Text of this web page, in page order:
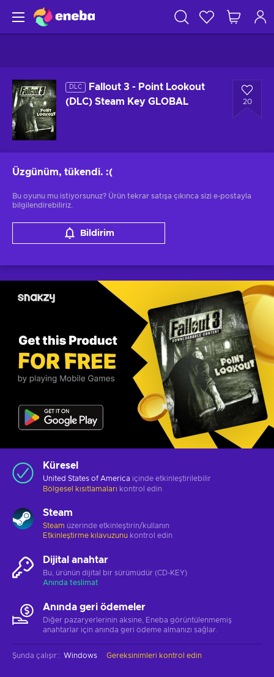
DLC
Fallout 3 - Point Lookout
(DLC) Steam Key GLOBAL
20
Üzgünüm, tükendi. :(
Bu oyunu mu istiyorsunuz? Ürün tekrar satışa çıkınca sizi e-postayla
bilgilendirebiliriz.
Bildirim
Küresel
United States of America içinde etkinleştirilebilir
Bölgesel kısıtlamaları kontrol edin
Steam
Steam üzerinde etkinleştirin/kullanın
Etkinleştirme kılavuzunu kontrol edin
Dijital anahtar
Bu, ürünün dijital bir sürümüdür (CD-KEY)
Anında teslimat
Anında geri ödemeler
Diğer pazaryerlerinin aksine, Eneba görüntülenmemiş
anahtarlar için anında geri ödeme almanızı sağlar.
Şunda çalışır:: Windows Gereksinimleri kontrol edin